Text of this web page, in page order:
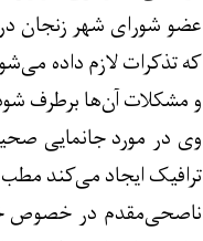
عضو شورای شهر زنجان
که تذکرات لازم داده
و مشکلات آن‌ها برطرف
وی در مورد جانمایی
ترافیک ایجاد می‌کند
ناصحی‌مقدم در خصوص